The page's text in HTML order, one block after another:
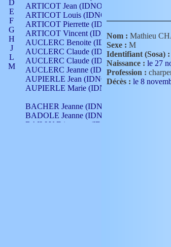
D
E
F
G
H
J
L
M
ARTICOT Jean (IDNO 210)
ARTICOT Louis (IDNO 420)
ARTICOT Pierrette (IDNO 210)
ARTICOT Vincent (IDNO 210)
AUCLERC Benoite (IDNO 451)
AUCLERC Claude (IDNO 902)
AUCLERC Claude (IDNO 902)
AUCLERC Jeanne (IDNO 199)
AUPIERLE Jean (IDNO 954)
AUPIERLE Marie (IDNO )
BACHER Jeanne (IDNO )
BADOLE Jeanne (IDNO 867)
BAILLY Etiennette (IDNO )
Nom : Mathieu
Sexe : M
Identifiant (Sosa) :
Naissance : le 27
Profession :
Décès : le 8